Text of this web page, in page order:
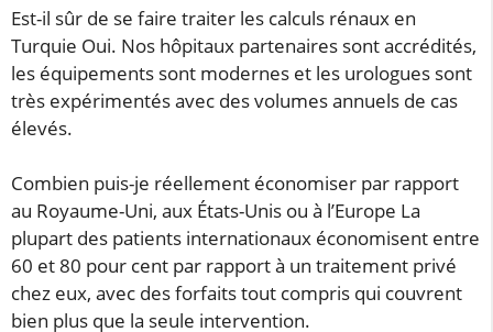
Est-il sûr de se faire traiter les calculs rénaux en
Turquie Oui. Nos hôpitaux partenaires sont accrédités,
les équipements sont modernes et les urologues sont
très expérimentés avec des volumes annuels de cas
élevés.
Combien puis-je réellement économiser par rapport
au Royaume-Uni, aux États-Unis ou à l’Europe La
plupart des patients internationaux économisent entre
60 et 80 pour cent par rapport à un traitement privé
chez eux, avec des forfaits tout compris qui couvrent
bien plus que la seule intervention.